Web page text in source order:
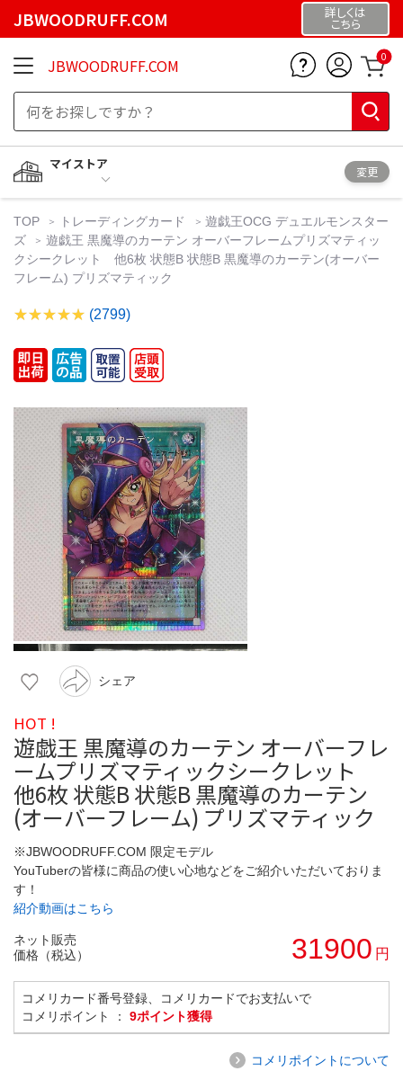
JBWOODRUFF.COM 詳しくは
こちら
JBWOODRUFF.COM 0
マイストア
変更
TOP トレーディングカード
遊戯王OCG デュエルモンスター
ズ
遊戯王 黒魔導のカーテン オーバーフレームプリズマティッ
クシークレット 他6枚 状態B 状態B 黒魔導のカーテン(オーバー
フレーム) プリズマティック
(2799)
シェア
HOT !
遊戯王 黒魔導のカーテン オーバーフレ
ームプリズマティックシークレット
他6枚 状態B 状態B 黒魔導のカーテン
(オーバーフレーム) プリズマティック
※JBWOODRUFF.COM 限定モデル
YouTuberの皆様に商品の使い心地などをご紹介いただいておりま
す！
紹介動画はこちら
ネット販売
価格（税込）
31900 円
コメリカード番号登録、コメリカードでお支払いで
コメリポイント ： 9ポイント獲得
コメリポイントについて